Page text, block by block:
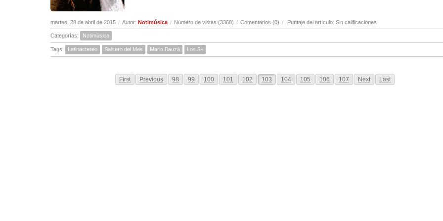
martes, 28 de abril de 2015 / Autor: Notimúsica / Número de vistas (3368) / Comentarios (0) / Puntaje del artículo: Sin calificaciones
Categorías: Notimúsica
Tags: Latinastereo Salsero del Mes Mario Bauzá Los 5+
First Previous 98 99 100 101 102 103 104 105 106 107 Next Last